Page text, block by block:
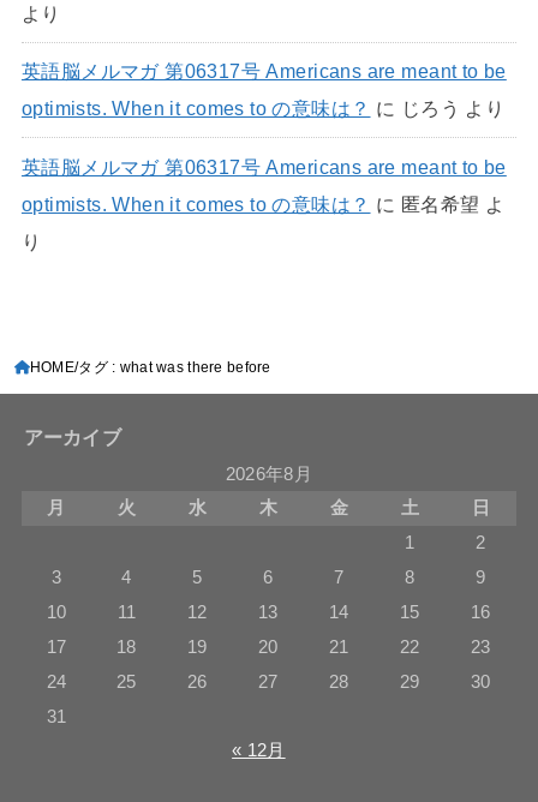
より
英語脳メルマガ 第06317号 Americans are meant to be
optimists. When it comes to の意味は？ に じろう より
英語脳メルマガ 第06317号 Americans are meant to be
optimists. When it comes to の意味は？ に 匿名希望 よ
り
HOME タグ : what was there before
アーカイブ
2026年8月
月
火 水 木 金 土
日
1
2
3
4 5 6 7 8
9
10
11 12 13 14 15
16
17
18 19 20 21 22
23
24
25 26 27 28 29
30
31
« 12月